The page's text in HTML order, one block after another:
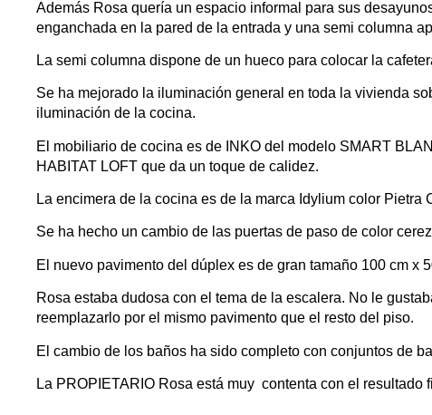
Además Rosa quería un espacio informal para sus
enganchada en la pared de la entrada y una semi columna
La semi columna dispone de un hueco para colocar la
Se ha mejorado la iluminación general en toda la vivienda
iluminación de la cocina.
El mobiliario de cocina es de INKO del modelo SMART
HABITAT LOFT que da un toque de calidez.
La encimera de la cocina es de la marca Idylium color Pietra
Se ha hecho un cambio de las puertas de paso de color
El nuevo pavimento del dúplex es de gran tamaño 100 cm
Rosa estaba dudosa con el tema de la escalera. No le
reemplazarlo por el mismo pavimento que el resto del piso.
El cambio de los baños ha sido completo con conjuntos de
La PROPIETARIO Rosa está muy contenta con el